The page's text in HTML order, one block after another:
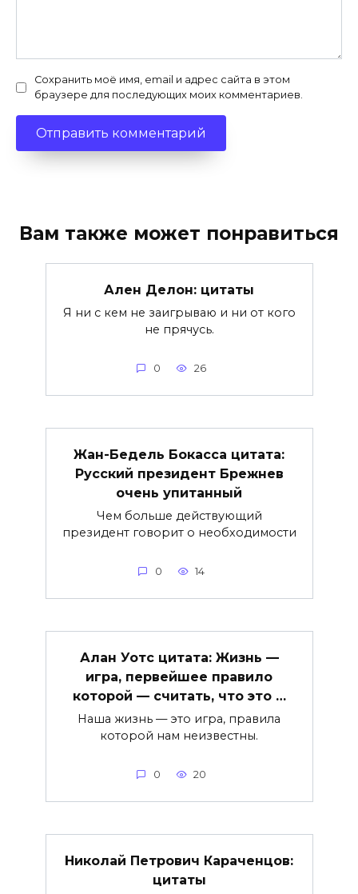
Сохранить моё имя, email и адрес сайта в этом
браузере для последующих моих комментариев.
Вам также может понравиться
Ален Делон: цитаты
Я ни с кем не заигрываю и ни от кого
не прячусь.
0 26
Жан-Бедель Бокасса цитата:
Русский президент Брежнев
очень упитанный
Чем больше действующий
президент говорит о необходимости
0 14
Алан Уотс цитата: Жизнь —
игра, первейшее правило
которой — считать, что это …
Наша жизнь — это игра, правила
которой нам неизвестны.
0 20
Николай Петрович Караченцов:
цитаты